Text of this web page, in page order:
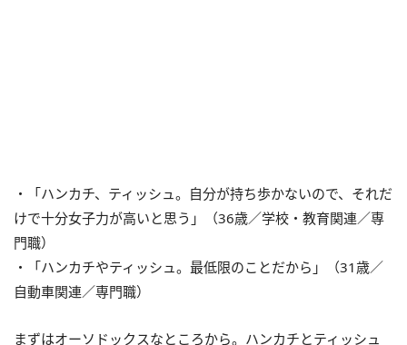
・「ハンカチ、ティッシュ。自分が持ち歩かないので、それだ
けで十分女子力が高いと思う」（36歳／学校・教育関連／専
門職）
・「ハンカチやティッシュ。最低限のことだから」（31歳／
自動車関連／専門職）
まずはオーソドックスなところから。ハンカチとティッシュ